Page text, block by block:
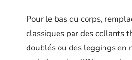
Pour le bas du corps,
classiques par des collants
doublés ou des leggings en